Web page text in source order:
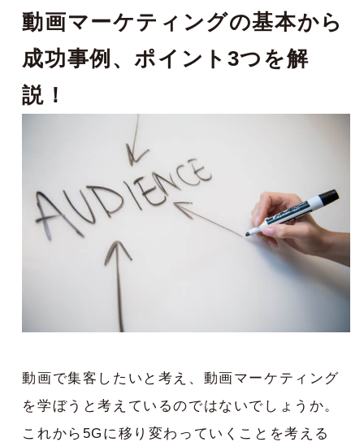
動画マーケティングの基本から
成功事例、ポイント3つを解
説！
動画で集客したいと考え、動画マーケティング
を学ぼうと考えているのではないでしょうか。
これから5Gに移り変わっていくことを考える